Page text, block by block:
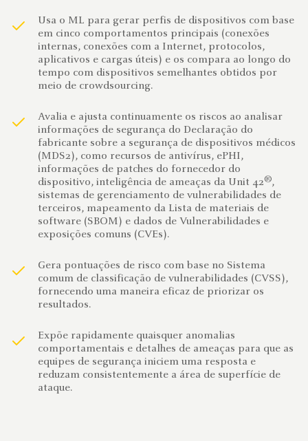
Usa o ML para gerar perfis de dispositivos com base
em cinco comportamentos principais (conexões
internas, conexões com a Internet, protocolos,
aplicativos e cargas úteis) e os compara ao longo do
tempo com dispositivos semelhantes obtidos por
meio de crowdsourcing.
Avalia e ajusta continuamente os riscos ao analisar
informações de segurança do Declaração do
fabricante sobre a segurança de dispositivos médicos
(MDS2), como recursos de antivírus, ePHI,
informações de patches do fornecedor do
dispositivo, inteligência de ameaças da Unit 42®,
sistemas de gerenciamento de vulnerabilidades de
terceiros, mapeamento da Lista de materiais de
software (SBOM) e dados de Vulnerabilidades e
exposições comuns (CVEs).
Gera pontuações de risco com base no Sistema
comum de classificação de vulnerabilidades (CVSS),
fornecendo uma maneira eficaz de priorizar os
resultados.
Expõe rapidamente quaisquer anomalias
comportamentais e detalhes de ameaças para que as
equipes de segurança iniciem uma resposta e
reduzam consistentemente a área de superfície de
ataque.